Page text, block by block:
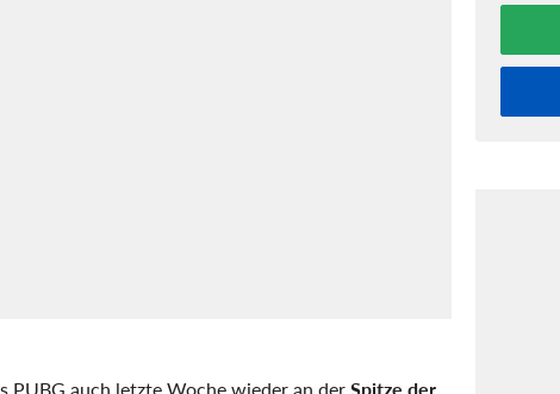
PUBG auch letzte Woche wieder an derSpitze der